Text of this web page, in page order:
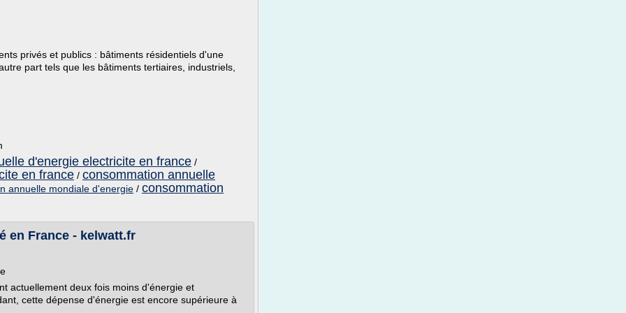
privés et publics : bâtiments résidentiels d'une
part tels que les bâtiments tertiaires, industriels,
d'energie electricite en france /
en france / consommation annuelle
annuelle mondiale d'energie / consommation
en France - kelwatt.fr
actuellement deux fois moins d'énergie et
cette dépense d'énergie est encore supérieure à